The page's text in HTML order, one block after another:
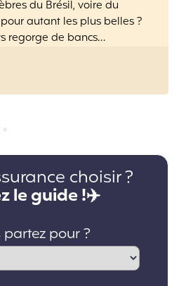
du Brésil, voire du
autant les plus belles ?
regorge de bancs…